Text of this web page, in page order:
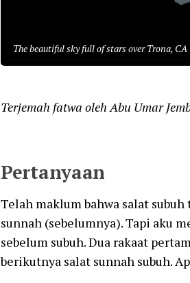
The beautiful sky full of stars over Trona, CA
Terjemah fatwa oleh Abu Umar
Pertanyaan
Telah maklum bahwa salat
sunnah (sebelumnya). Tapi aku
sebelum subuh. Dua rakaat
berikutnya salat sunnah subuh.